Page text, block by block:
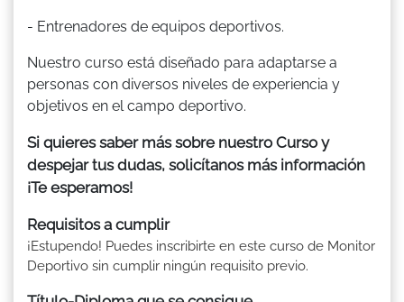
- Entrenadores de equipos deportivos.
Nuestro curso está diseñado para adaptarse a
personas con diversos niveles de experiencia y
objetivos en el campo deportivo.
Si quieres saber más sobre nuestro Curso y
despejar tus dudas, solicítanos más información
¡Te esperamos!
Requisitos a cumplir
¡Estupendo! Puedes inscribirte en este curso de Monitor
Deportivo sin cumplir ningún requisito previo.